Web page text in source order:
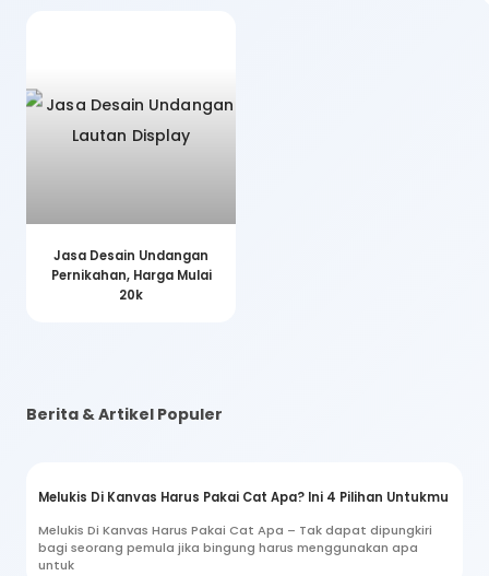
Jasa Desain Undangan
Pernikahan, Harga Mulai
20k
Berita & Artikel Populer
Melukis Di Kanvas Harus Pakai Cat Apa? Ini 4 Pilihan Untukmu
Melukis Di Kanvas Harus Pakai Cat Apa – Tak dapat dipungkiri
bagi seorang pemula jika bingung harus menggunakan apa
untuk